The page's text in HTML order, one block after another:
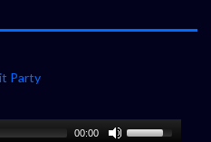
00:00